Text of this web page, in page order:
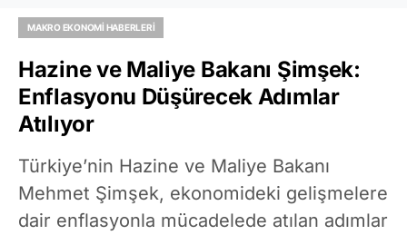
MAKRO EKONOMI HABERLERI
Hazine ve Maliye Bakanı Şimşek:
Enflasyonu Düşürecek Adımlar
Atılıyor
Türkiye’nin Hazine ve Maliye Bakanı
Mehmet Şimşek, ekonomideki gelişmelere
dair enflasyonla mücadelede atılan adımlar